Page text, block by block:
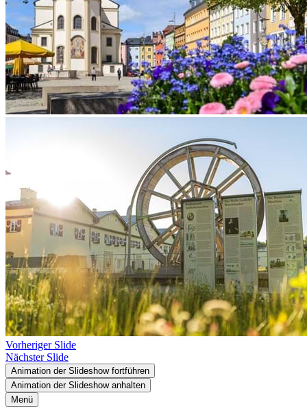
Vorheriger Slide
Nächster Slide
Animation der Slideshow fortführen
Animation der Slideshow anhalten
Menü